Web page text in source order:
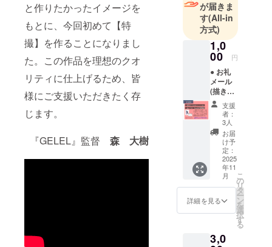
と作りたかったイメージを
もとに、今回初めて【特
撮】を作ることになりまし
た。この作品を理想のクオ
リティに仕上げるため、皆
様にご支援いただきたく存
じます。
『GELEL』監督 森 大樹
ます！が届きま
す(All-in
方式)
1,0
00 円
︎● お礼
メール
(描き下
ろしイ
ラスト
添付) ●
エンド
ロール
にお名
前掲載
・掲載
期間
『GELE
L』本編
公開
時〜動
開が続
支援
者：
3人
お届
け予
定：
2025
年11
月
詳細を見る
こ
の
リ
タ
ー
ン
を
選
択
す
る
3,0